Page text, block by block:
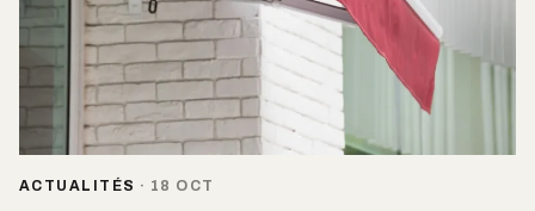
ACTUALITÉS · 18 OCT